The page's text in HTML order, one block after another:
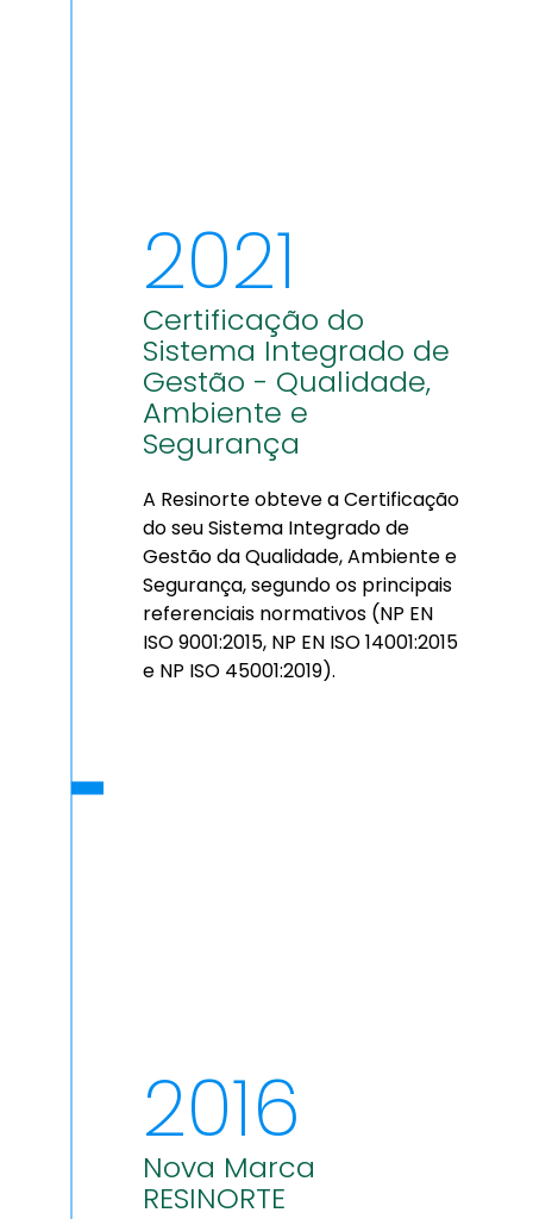
2021
Certificação do
Sistema Integrado de
Gestão - Qualidade,
Ambiente e
Segurança
A Resinorte obteve a Certificação
do seu Sistema Integrado de
Gestão da Qualidade, Ambiente e
Segurança, segundo os principais
referenciais normativos (NP EN
ISO 9001:2015, NP EN ISO 14001:2015
e NP ISO 45001:2019).
2016
Nova Marca
RESINORTE